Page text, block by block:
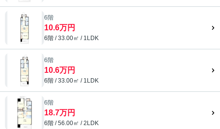
6階
10.6万円
6階 / 33.00㎡ / 1LDK
6階
10.6万円
6階 / 33.00㎡ / 1LDK
6階
18.7万円
6階 / 56.00㎡ / 2LDK